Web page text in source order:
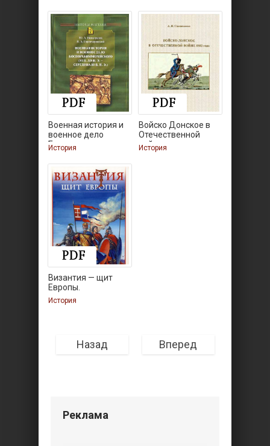
Военная история и
военное дело
Боспора
История
Войско Донское в
Отечественной
войне
История
Византия — щит
Европы.
История
Назад Вперед
Реклама